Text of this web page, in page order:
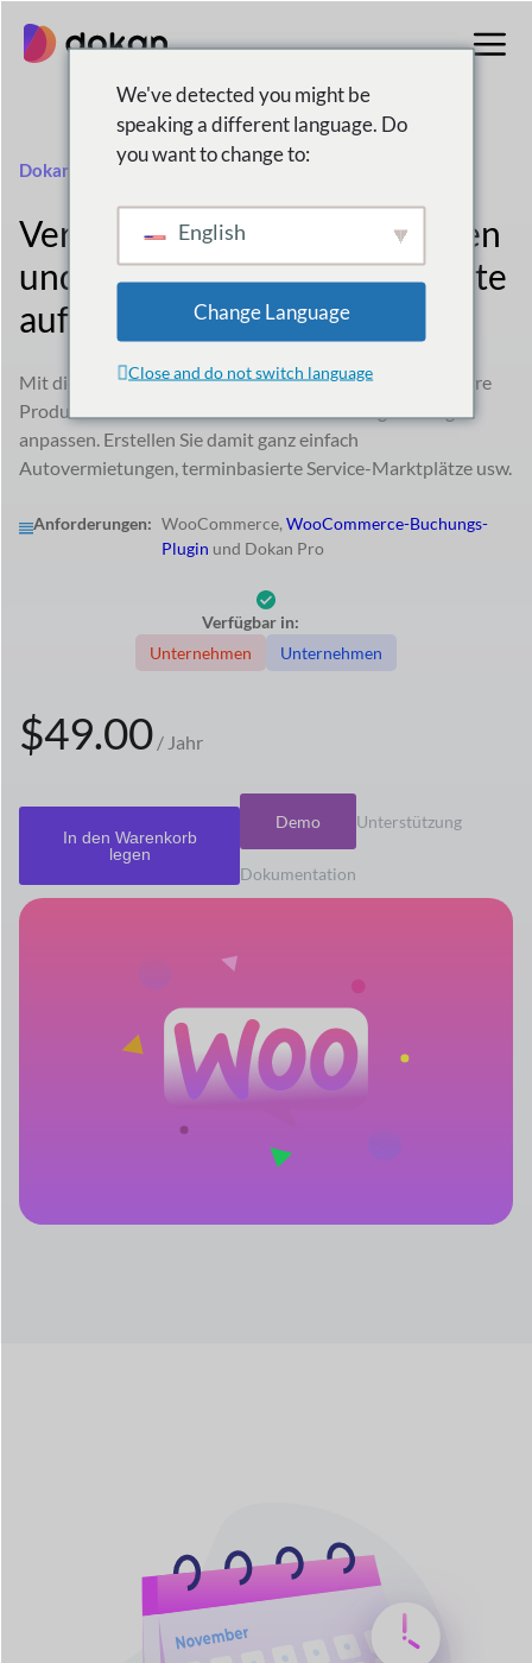
Inhalt
springen
Dokan WooCommerce-Buchung
Verkaufen Sie Veranstaltungen
und andere buchbare Produkte
auf Ihrem Marktplatz
Mit diesem großartigen Modul können Anbieter buchbare
Produkte erstellen und Kunden ihre Buchungsaufträge
anpassen. Erstellen Sie damit ganz einfach
Autovermietungen, terminbasierte Service-Marktplätze usw.
Anforderungen: WooCommerce, WooCommerce-Buchungs-
Plugin und Dokan Pro
Verfügbar in:
Unternehmen
Unternehmen
$49.00 / Jahr
In den Warenkorb
legen
Demo Unterstützung
Dokumentation
We've detected you might be
speaking a different language. Do
you want to change to:
English
Change Language
Close and do not switch language